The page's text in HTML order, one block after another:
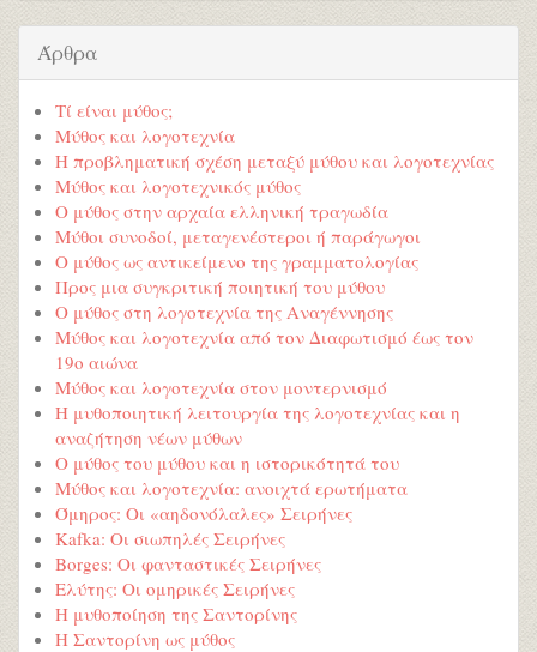
Άρθρα
Τί είναι μύθος;
Μύθος και λογοτεχνία
Η προβληματική σχέση μεταξύ μύθου και λογοτεχνίας
Μύθος και λογοτεχνικός μύθος
Ο μύθος στην αρχαία ελληνική τραγωδία
Μύθοι συνοδοί, μεταγενέστεροι ή παράγωγοι
Ο μύθος ως αντικείμενο της γραμματολογίας
Προς μια συγκριτική ποιητική του μύθου
Ο μύθος στη λογοτεχνία της Αναγέννησης
Μύθος και λογοτεχνία από τον Διαφωτισμό έως τον
19ο αιώνα
Μύθος και λογοτεχνία στον μοντερνισμό
Η μυθοποιητική λειτουργία της λογοτεχνίας και η
αναζήτηση νέων μύθων
Ο μύθος του μύθου και η ιστορικότητά του
Μύθος και λογοτεχνία: ανοιχτά ερωτήματα
Όμηρος: Οι «αηδονόλαλες» Σειρήνες
Kafka: Οι σιωπηλές Σειρήνες
Borges: Οι φανταστικές Σειρήνες
Ελύτης: Οι ομηρικές Σειρήνες
Η μυθοποίηση της Σαντορίνης
Η Σαντορίνη ως μύθος